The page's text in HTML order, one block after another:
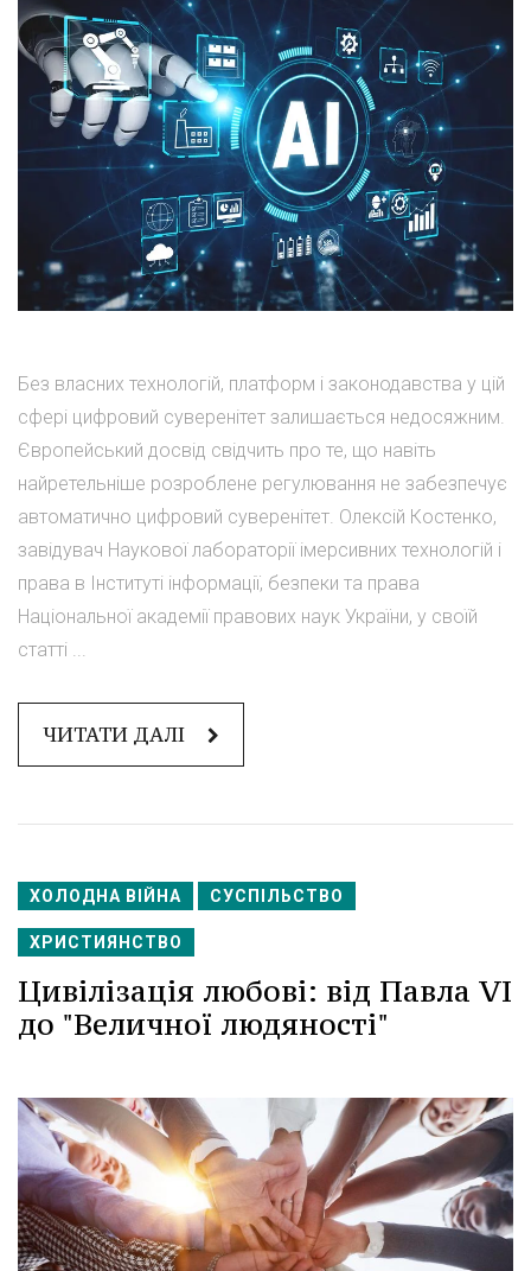
Без власних технологій, платформ і законодавства у цій
сфері цифровий суверенітет залишається недосяжним.
Європейський досвід свідчить про те, що навіть
найретельніше розроблене регулювання не забезпечує
автоматично цифровий суверенітет. Олексій Костенко,
завідувач Наукової лабораторії імерсивних технологій і
права в Інституті інформації, безпеки та права
Національної академії правових наук України, у своїй
статті ...
ЧИТАТИ ДАЛІ
ХОЛОДНА ВІЙНА СУСПІЛЬСТВО
ХРИСТИЯНСТВО
Цивілізація любові: від Павла VI
до "Величної людяності"